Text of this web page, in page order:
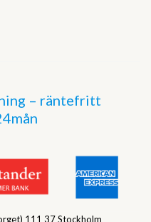
– räntefritt
111 37 Stockholm